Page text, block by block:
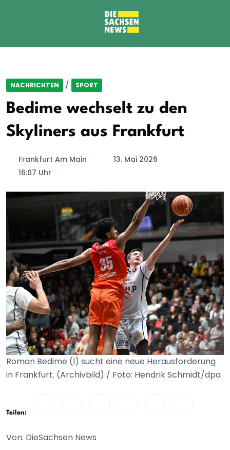
NACHRICHTEN / SPORT
Bedime wechselt zu den
Skyliners aus Frankfurt
Frankfurt Am Main
13. Mai 2026
16:07 Uhr
Roman Bedime (l) sucht eine neue Herausforderung
in Frankfurt. (Archivbild) / Foto: Hendrik Schmidt/dpa
Teilen:
Von: DieSachsen News